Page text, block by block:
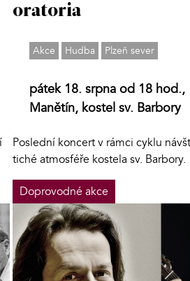
oratoria
Akce Hudba Plzeň sever
pátek 18. srpna od 18 hod.,
Manětín, kostel sv. Barbory
Poslední koncert v rámci cyklu
tiché atmosféře kostela sv. Barbory.
Doprovodné akce